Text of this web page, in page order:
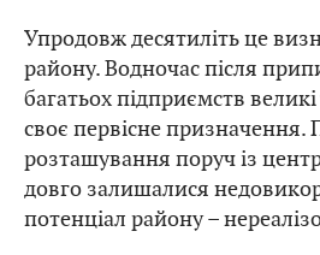
Упродовж десятиліть це
району. Водночас після
багатьох підприємств
своє первісне призначення.
розташування поруч із
довго залишалися
потенціал району –